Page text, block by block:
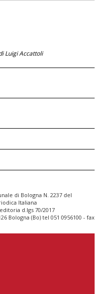
Luigi Accattoli
di Bologna N. 2237 del
Italiana
d.lgs 70/2017
Bologna (Bo) tel 051 0956100 - fax